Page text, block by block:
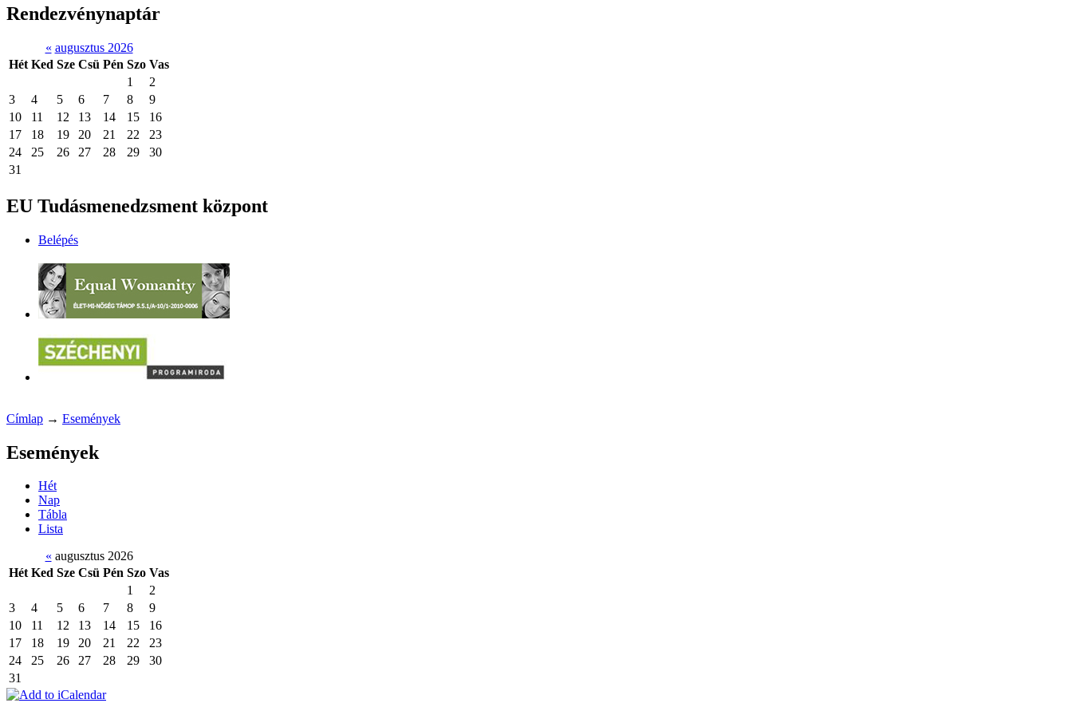
Rendezvénynaptár
« augusztus 2026
Hét Ked Sze Csü Pén Szo Vas
1
2
3
4 5 6 7 8
9
10
11 12 13 14 15
16
17
18 19 20 21 22
23
24
25 26 27 28 29
30
31
EU Tudásmenedzsment központ
Belépés
Címlap → Események
Események
Hét
Nap
Tábla
Lista
« augusztus 2026
Hét Ked Sze Csü Pén Szo Vas
1
2
3
4 5 6 7 8
9
10
11 12 13 14 15
16
17
18 19 20 21 22
23
24
25 26 27 28 29
30
31